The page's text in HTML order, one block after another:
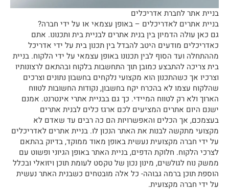
בניית אתר לחברת אדריכלים
בניית אתרים לאדריכלים – באופן עצמאי או על ידי חברה?
גם כאן עולה הדמיון בין בנית אתרים לבניית בית ותכנונו. אתם
כאדריכלים מודעים היטב להבדל בין תכנון בית על ידי אדריכל
מההתחלה ועד הסוף לבין תכנונו באופן עצמאי על ידי הלקוח. בניית
בית צריכה להתבצע כמובן תוך התחשבות בלקוח ובהתאם לרצונותיו
וצרכיו אך כשהתכנון הוא מקצועי נלקחים בחשבון נתונים וצרכים
שהלקוח עצמו לא בהכרח יקח בחשבון, נקודות החשובות לטווח
הארוך ולא רק לטווח המיידי. כך גם בבניית אתרי אינטרנט. אמנם
ישנם היום אתרים המציעים לכם ארגז כלים לבנית אתרים
בעצמכם, אך הכלים והאפשרויות הם כה רבים עד שאדם לא
מקצועי מתקשה לבנות את האתר הנכון לו. בניית אתרים לאדריכלים
על ידי חברה מקצועית נעשית באופן מאוד ממוקד, בדיוק בהתאם
לצרכי הלקוח. חלוקת הדפים, בניית האתר באופן הגיוני ופשוט עם
ממשק נוח לגולשים, מינון נכון של טקסט לעומת תוכן ויזואלי ובכלל
הוספת תוכן ברמה גבוהה- כל אלה מובטחים כשבנית האתר נעשית
על ידי חברה מקצועית.